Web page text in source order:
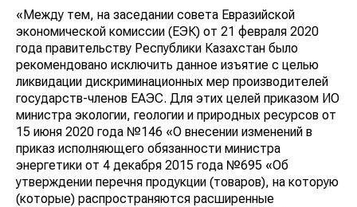
«Между тем, на заседании совета Евразийской
экономической комиссии (ЕЭК) от 21 февраля 2020
года правительству Республики Казахстан было
рекомендовано исключить данное изъятие с целью
ликвидации дискриминационных мер производителей
государств-членов ЕАЭС. Для этих целей приказом ИО
министра экологии, геологии и природных ресурсов от
15 июня 2020 года №146 «О внесении изменений в
приказ исполняющего обязанности министра
энергетики от 4 декабря 2015 года №695 «Об
утверждении перечня продукции (товаров), на которую
(которые) распространяются расширенные